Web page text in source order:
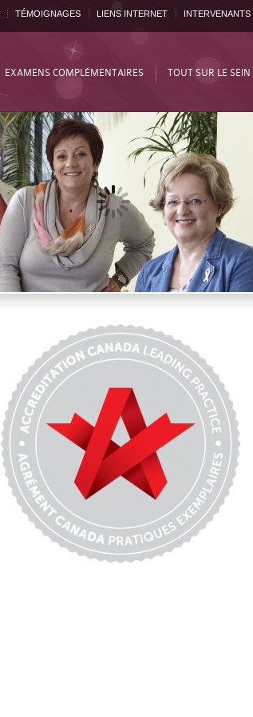
TÉMOIGNAGES LIENS INTERNET INTERVENANTS
EXAMENS COMPLÉMENTAIRES TOUT SUR LE SEIN